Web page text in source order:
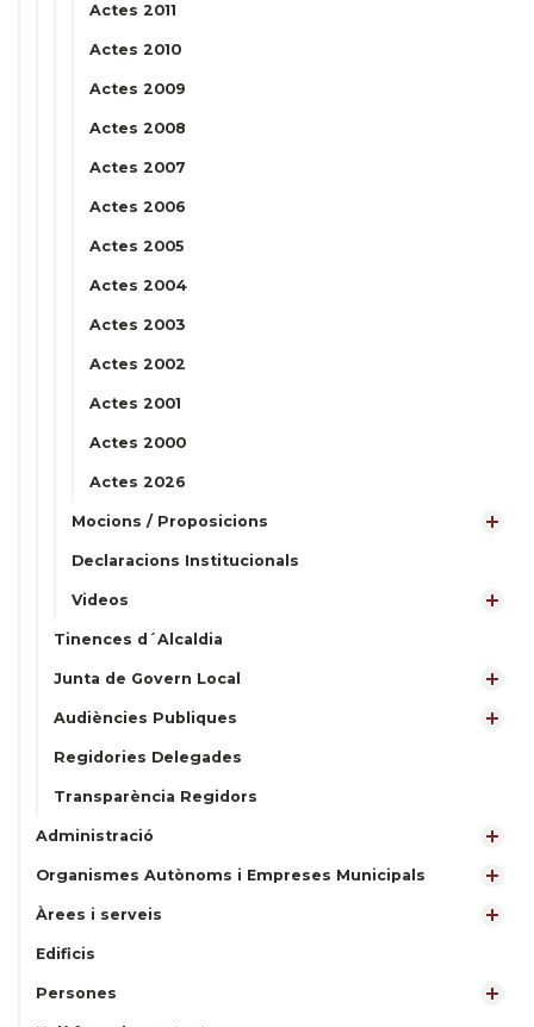
Actes 2011
Actes 2010
Actes 2009
Actes 2008
Actes 2007
Actes 2006
Actes 2005
Actes 2004
Actes 2003
Actes 2002
Actes 2001
Actes 2000
Actes 2026
Mocions / Proposicions
Declaracions Institucionals
Videos
Tinences d´Alcaldia
Junta de Govern Local
Audiències Publiques
Regidories Delegades
Transparència Regidors
Administració
Organismes Autònoms i Empreses Municipals
Àrees i serveis
Edificis
Persones